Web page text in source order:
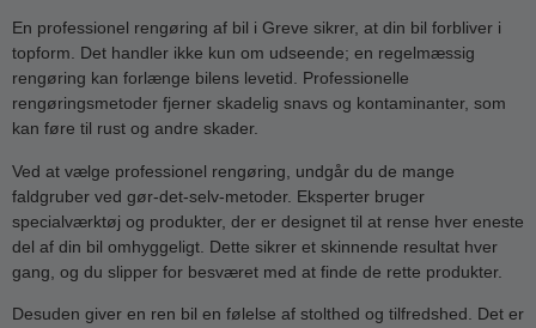
En professionel rengøring af bil i Greve sikrer, at din bil forbliver i
topform. Det handler ikke kun om udseende; en regelmæssig
rengøring kan forlænge bilens levetid. Professionelle
rengøringsmetoder fjerner skadelig snavs og kontaminanter, som
kan føre til rust og andre skader.
Ved at vælge professionel rengøring, undgår du de mange
faldgruber ved gør-det-selv-metoder. Eksperter bruger
specialværktøj og produkter, der er designet til at rense hver eneste
del af din bil omhyggeligt. Dette sikrer et skinnende resultat hver
gang, og du slipper for besværet med at finde de rette produkter.
Desuden giver en ren bil en følelse af stolthed og tilfredshed. Det er